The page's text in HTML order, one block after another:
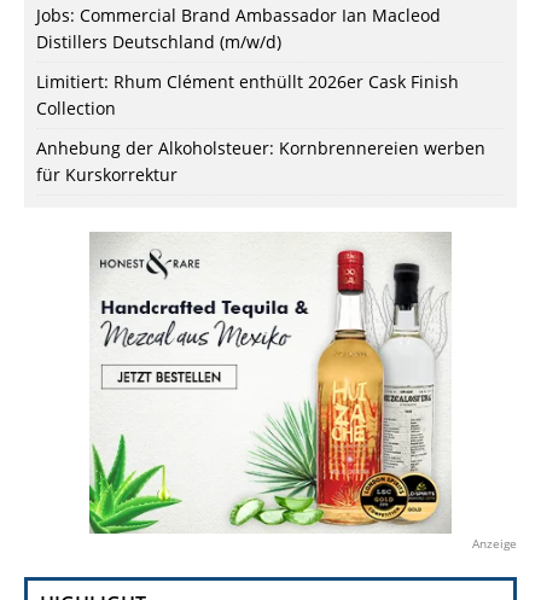
Jobs: Commercial Brand Ambassador Ian Macleod
Distillers Deutschland (m/w/d)
Limitiert: Rhum Clément enthüllt 2026er Cask Finish
Collection
Anhebung der Alkoholsteuer: Kornbrennereien werben
für Kurskorrektur
Anzeige